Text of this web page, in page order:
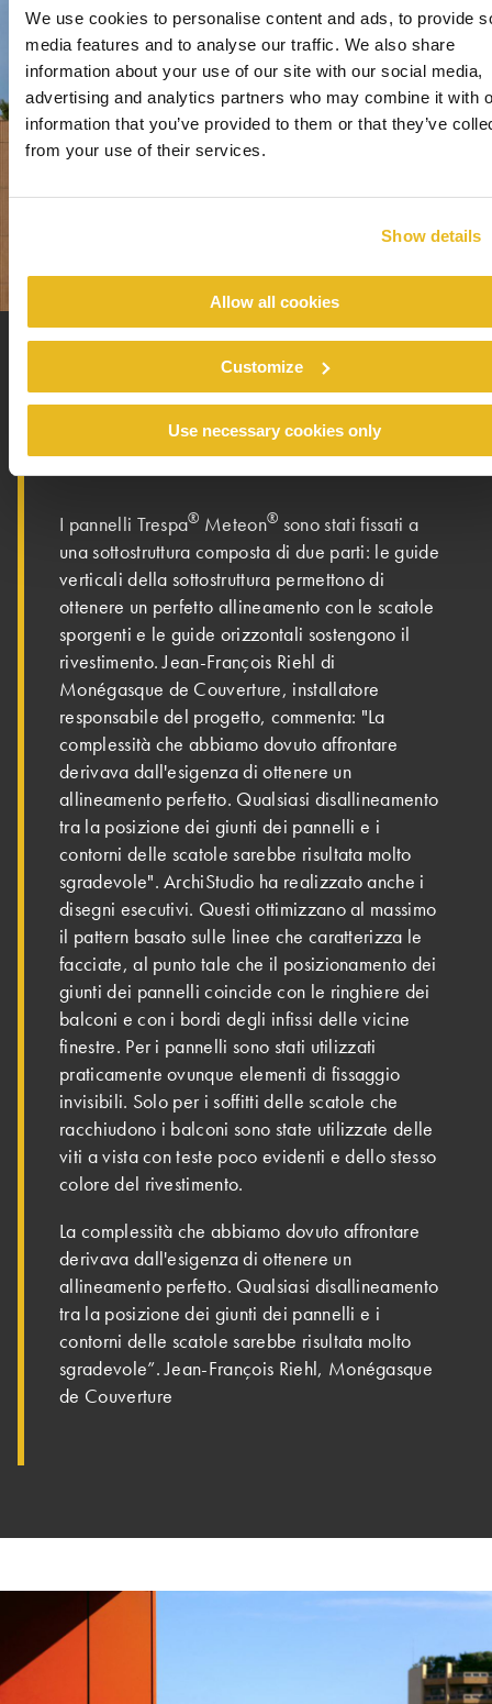
We use cookies to personalise content and ads, to provide
media features and to analyse our traffic. We also share
information about your use of our site with our social media,
advertising and analytics partners who may combine it with
information that you’ve provided to them or that they’ve
from your use of their services.
Show details
Allow all cookies
Customize
Use necessary cookies only
UNA SFIDA TECNICA DETTATA
DA UN PROGETTO
ARCHITETTONICO UNICO
I pannelli Trespa® Meteon® sono stati fissati a
una sottostruttura composta di due parti: le guide
verticali della sottostruttura permettono di
ottenere un perfetto allineamento con le scatole
sporgenti e le guide orizzontali sostengono il
rivestimento. Jean-François Riehl di
Monégasque de Couverture, installatore
responsabile del progetto, commenta: "La
complessità che abbiamo dovuto affrontare
derivava dall'esigenza di ottenere un
allineamento perfetto. Qualsiasi disallineamento
tra la posizione dei giunti dei pannelli e i
contorni delle scatole sarebbe risultata molto
sgradevole". ArchiStudio ha realizzato anche i
disegni esecutivi. Questi ottimizzano al massimo
il pattern basato sulle linee che caratterizza le
facciate, al punto tale che il posizionamento dei
giunti dei pannelli coincide con le ringhiere dei
balconi e con i bordi degli infissi delle vicine
finestre. Per i pannelli sono stati utilizzati
praticamente ovunque elementi di fissaggio
invisibili. Solo per i soffitti delle scatole che
racchiudono i balconi sono state utilizzate delle
viti a vista con teste poco evidenti e dello stesso
colore del rivestimento.
La complessità che abbiamo dovuto affrontare
derivava dall'esigenza di ottenere un
allineamento perfetto. Qualsiasi disallineamento
tra la posizione dei giunti dei pannelli e i
contorni delle scatole sarebbe risultata molto
sgradevole”. Jean-François Riehl, Monégasque
de Couverture